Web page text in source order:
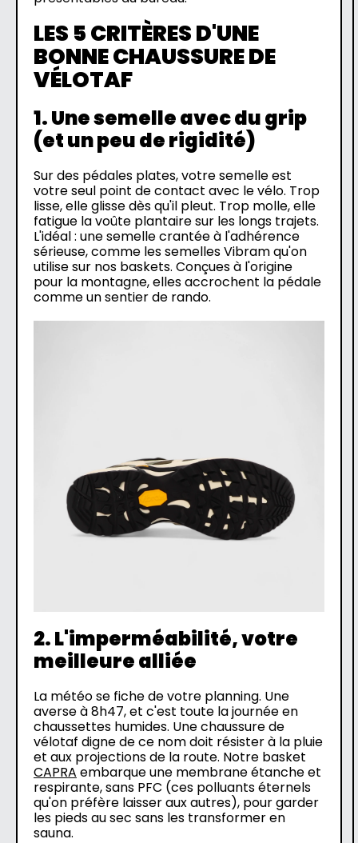
LES 5 CRITÈRES D'UNE
BONNE CHAUSSURE DE
VÉLOTAF
1. Une semelle avec du grip
(et un peu de rigidité)
Sur des pédales plates, votre semelle est
votre seul point de contact avec le vélo. Trop
lisse, elle glisse dès qu'il pleut. Trop molle, elle
fatigue la voûte plantaire sur les longs trajets.
L'idéal : une semelle crantée à l'adhérence
sérieuse, comme les semelles Vibram qu'on
utilise sur nos baskets. Conçues à l'origine
pour la montagne, elles accrochent la pédale
comme un sentier de rando.
2. L'imperméabilité, votre
meilleure alliée
La météo se fiche de votre planning. Une
averse à 8h47, et c'est toute la journée en
chaussettes humides. Une chaussure de
vélotaf digne de ce nom doit résister à la pluie
et aux projections de la route. Notre basket
CAPRA embarque une membrane étanche et
respirante, sans PFC (ces polluants éternels
qu'on préfère laisser aux autres), pour garder
les pieds au sec sans les transformer en
sauna.